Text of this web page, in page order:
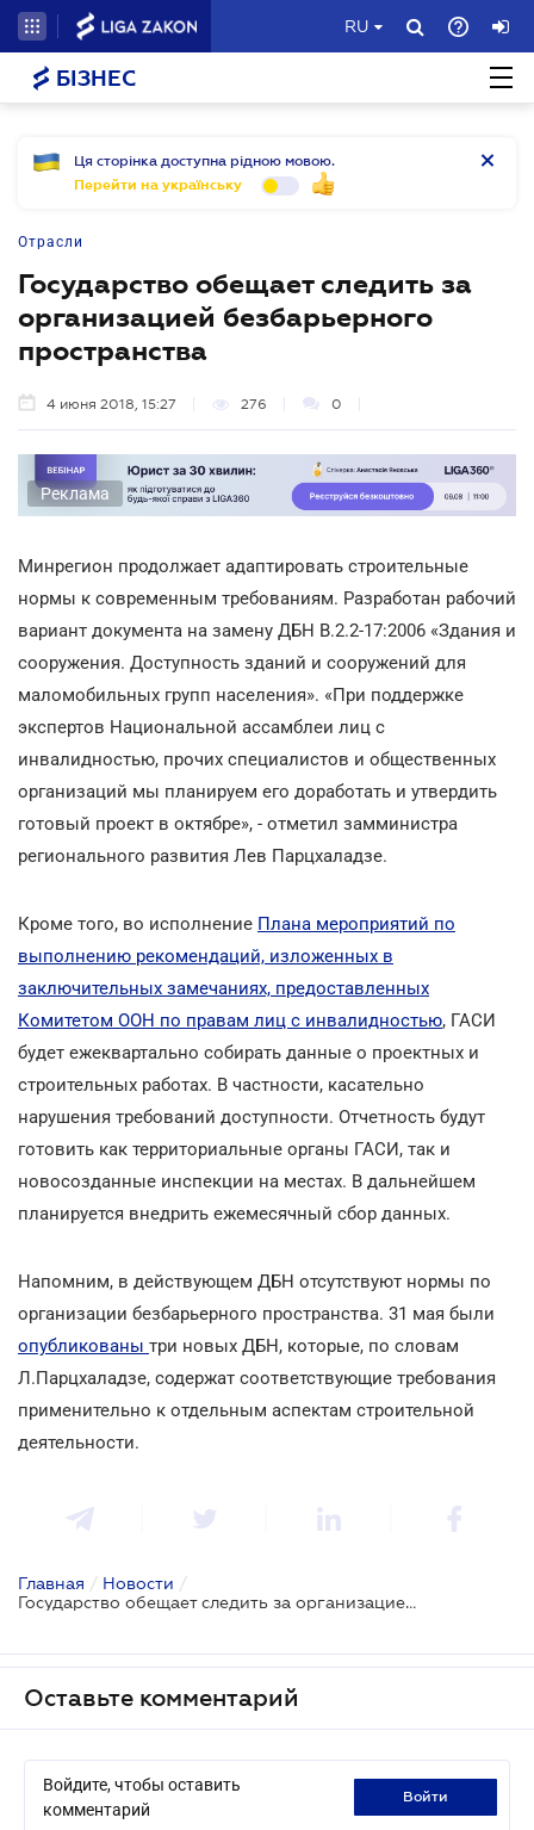
RU
БІЗНЕС
Ця сторінка доступна рідною мовою.
Перейти на українську
Отрасли
Государство обещает следить за
организацией безбарьерного
пространства
4 июня 2018, 15:27 276 0
Реклама
Минрегион продолжает адаптировать строительные
нормы к современным требованиям. Разработан рабочий
вариант документа на замену ДБН В.2.2-17:2006 «Здания и
сооружения. Доступность зданий и сооружений для
маломобильных групп населения». «При поддержке
экспертов Национальной ассамблеи лиц с
инвалидностью, прочих специалистов и общественных
организаций мы планируем его доработать и утвердить
готовый проект в октябре», - отметил замминистра
регионального развития Лев Парцхаладзе.
Кроме того, во исполнение Плана мероприятий по
выполнению рекомендаций, изложенных в
заключительных замечаниях, предоставленных
Комитетом ООН по правам лиц с инвалидностью, ГАСИ
будет ежеквартально собирать данные о проектных и
строительных работах. В частности, касательно
нарушения требований доступности. Отчетность будут
готовить как территориальные органы ГАСИ, так и
новосозданные инспекции на местах. В дальнейшем
планируется внедрить ежемесячный сбор данных.
Напомним, в действующем ДБН отсутствуют нормы по
организации безбарьерного пространства. 31 мая были
опубликованы три новых ДБН, которые, по словам
Л.Парцхаладзе, содержат соответствующие требования
применительно к отдельным аспектам строительной
деятельности.
Главная / Новости /
Государство обещает следить за организацией безбарьерного пространства
Оставьте комментарий
Войдите, чтобы оставить
комментарий
войти